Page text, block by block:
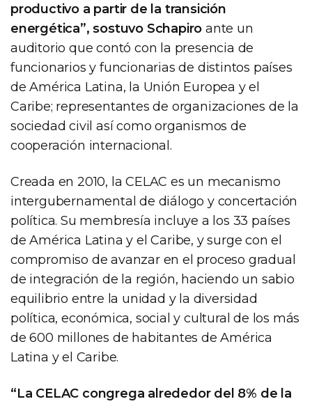
productivo a partir de la transición
energética”, sostuvo Schapiro ante un
auditorio que contó con la presencia de
funcionarios y funcionarias de distintos países
de América Latina, la Unión Europea y el
Caribe; representantes de organizaciones de la
sociedad civil así como organismos de
cooperación internacional.
Creada en 2010, la CELAC es un mecanismo
intergubernamental de diálogo y concertación
política. Su membresía incluye a los 33 países
de América Latina y el Caribe, y surge con el
compromiso de avanzar en el proceso gradual
de integración de la región, haciendo un sabio
equilibrio entre la unidad y la diversidad
política, económica, social y cultural de los más
de 600 millones de habitantes de América
Latina y el Caribe.
“La CELAC congrega alrededor del 8% de la